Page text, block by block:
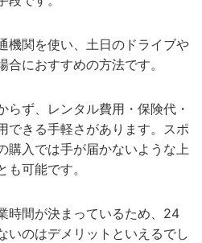
機関を使い、土日のドライブや
におすすめの方法です。
らず、レンタル費用・保険代・
できる手軽さがあります。スポ
購入では手が届かないような上
可能です。
時間が決まっているため、24
いのはデメリットといえるでし